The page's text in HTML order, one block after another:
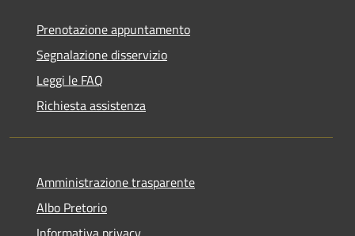
Prenotazione appuntamento
Segnalazione disservizio
Leggi le FAQ
Richiesta assistenza
Amministrazione trasparente
Albo Pretorio